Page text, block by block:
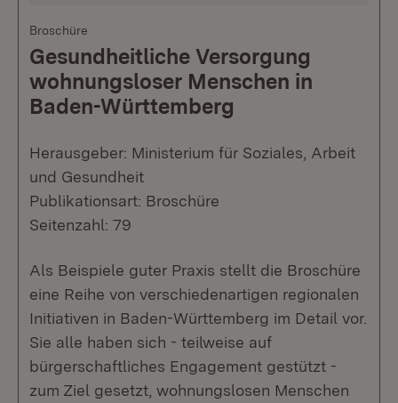
Broschüre
Gesundheitliche Versorgung
wohnungsloser Menschen in
Baden-Württemberg
Herausgeber: Ministerium für Soziales, Arbeit
und Gesundheit
Publikationsart: Broschüre
Seitenzahl: 79
Als Beispiele guter Praxis stellt die Broschüre
eine Reihe von verschiedenartigen regionalen
Initiativen in Baden-Württemberg im Detail vor.
Sie alle haben sich - teilweise auf
bürgerschaftliches Engagement gestützt -
zum Ziel gesetzt, wohnungslosen Menschen